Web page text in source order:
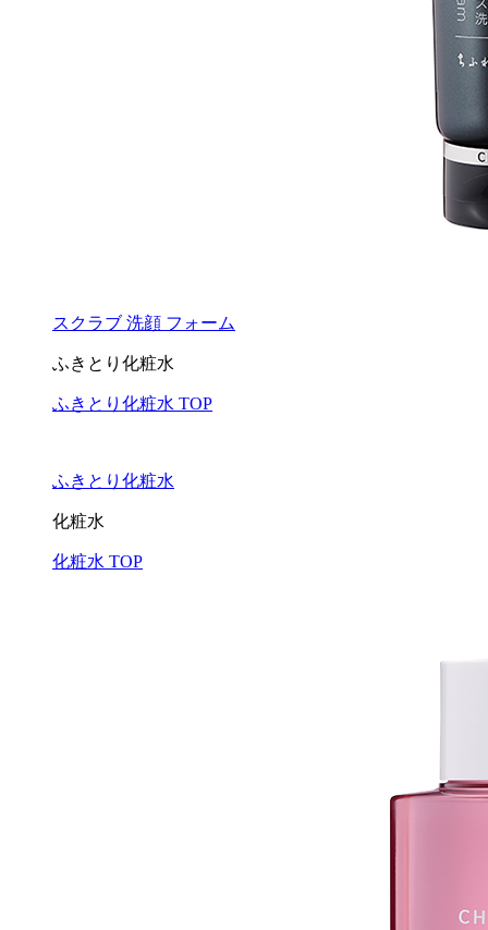
スクラブ 洗顔 フォーム
ふきとり化粧水
ふきとり化粧水 TOP
ふきとり化粧水
化粧水
化粧水 TOP